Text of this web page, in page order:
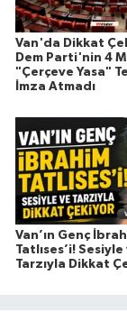
Van'da Dikkat
Dem Parti'nin 4
"Çerçeve Yasa"
İmza Atmadı
Van’ın Genç
Tatlıses’i! Sesiyle
Tarzıyla Dikkat